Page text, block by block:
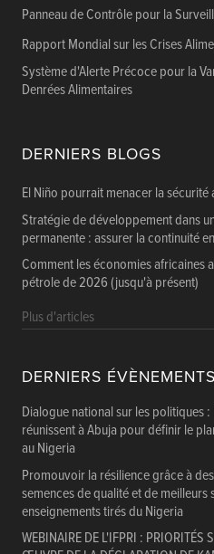
Panneau de Contrôle pour la
Rapport Mondial sur les Crises
Système d'Alerte Précoce pour la
Denrées Alimentaires
DERNIERS BLOGS
El Niño pourrait menacer la
Stratégie de développement dans
permanente : assurer la continuité
Comment les économies africaines
pétrole de 2026 (jusqu'à présent)
Plus d'articles
DERNIERS ÉVÈNEMENTS
Dialogue national sur les politiques
réunissent à Abuja pour définir le
au Nigeria
Promouvoir la résilience grâce à
semences de qualité et de meilleurs
enseignements tirés du Nigeria
WEBINAIRE DE L'IFPRI : PRIORITÉS